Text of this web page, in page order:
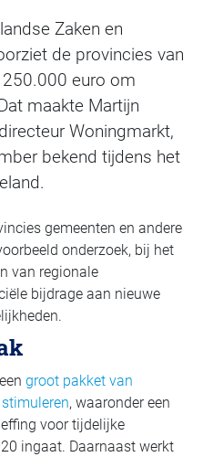
Zaken en
de provincies van
euro om
maakte Martijn
Woningmarkt,
bekend tijdens het
gemeenten en andere
onderzoek, bij het
van regionale
bijdrage aan nieuwe
groot pakket van
, waaronder een
voor tijdelijke
ingaat. Daarnaast werkt